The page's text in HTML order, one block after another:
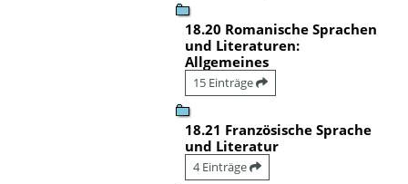
18.20 Romanische Sprachen
und Literaturen:
Allgemeines
15 Einträge
18.21 Französische Sprache
und Literatur
4 Einträge